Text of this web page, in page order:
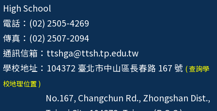
High School
電話：(02) 2505-4269
傳真：(02) 2507-2094
通訊信箱：ttshga@ttsh.tp.edu.tw
學校地址：104372 臺北市中山區長春路 167 號 ( 查詢學
校地理位置 )
No.167, Changchun Rd., Zhongshan Dist.,